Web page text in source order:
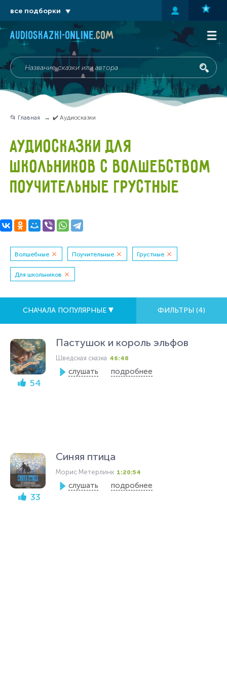
audioskazki-online.com
📂 Главная ✔️ Аудиосказки
АУДИОСКАЗКИ ДЛЯ
ШКОЛЬНИКОВ С ВОЛШЕБСТВОМ
ПОУЧИТЕЛЬНЫЕ ГРУСТНЫЕ
Волшебные Поучительные Грустные
Для школьников
СНАЧАЛА ПОПУЛЯРНЫЕ ФИЛЬТРЫ (4)
54
Пастушок и король эльфов
Шведская сказка 46:48
слушать подробнее
33
Синяя птица
Морис Метерлинк 1:20:54
слушать подробнее
все подборки